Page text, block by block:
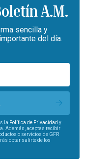
A.M.
sencilla y
del día.
la Política de Privacidad y
Además, aceptas recibir
o servicios de GFR
optar salirte de los